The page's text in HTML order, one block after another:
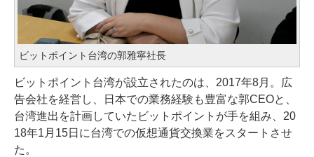
ビットポイント台湾の郭雅寧社長
ビットポイント台湾が設立されたのは、2017年8月。広
告会社を経営し、日本での業務経験も豊富な郭CEOと、
台湾進出を計画していたビットポイントが手を組み、20
18年1月15日に台湾での仮想通貨交換業をスタートさせ
た。